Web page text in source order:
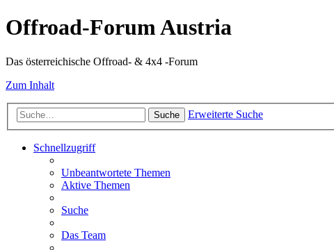
Offroad-Forum Austria
Das österreichische Offroad- & 4x4 -Forum
Zum Inhalt
Suche Erweiterte Suche
Schnellzugriff
Unbeantwortete Themen
Aktive Themen
Suche
Das Team